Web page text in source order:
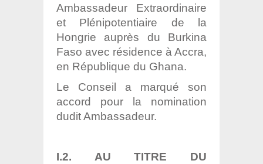
Ambassadeur Extraordinaire
et Plénipotentiaire de la
Hongrie auprès du Burkina
Faso avec résidence à Accra,
en République du Ghana.
Le Conseil a marqué son
accord pour la nomination
dudit Ambassadeur.
I.2. AU TITRE DU